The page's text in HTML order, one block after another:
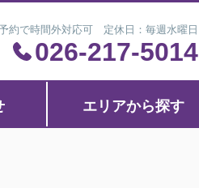
約で時間外対応可 定休日：毎週水曜日
026-217-5014
エリアから探す